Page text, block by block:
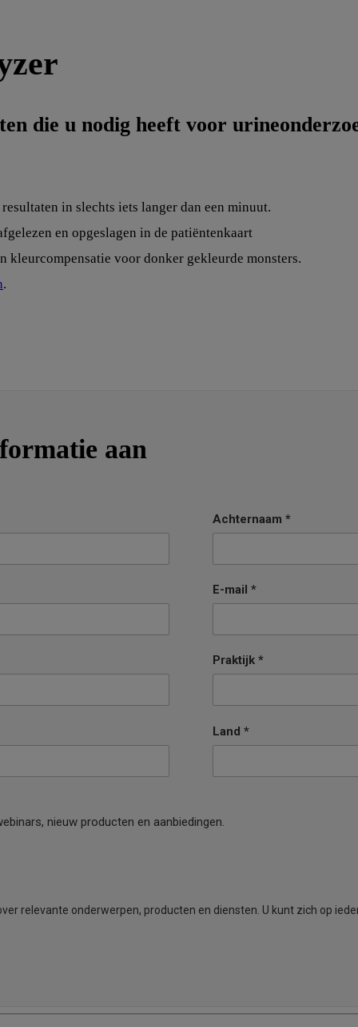
die u nodig heeft voor
in slechts iets langer dan een minuut.
en opgeslagen in de patiëntenkaart
voor donker gekleurde monsters.
.
aan